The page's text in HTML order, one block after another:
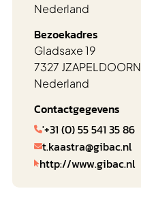
Nederland
Bezoekadres
Gladsaxe 19
7327 JZAPELDOORN
Nederland
Contactgegevens
'+31 (0) 55 541 35 86
t.kaastra@gibac.nl
http://www.gibac.nl